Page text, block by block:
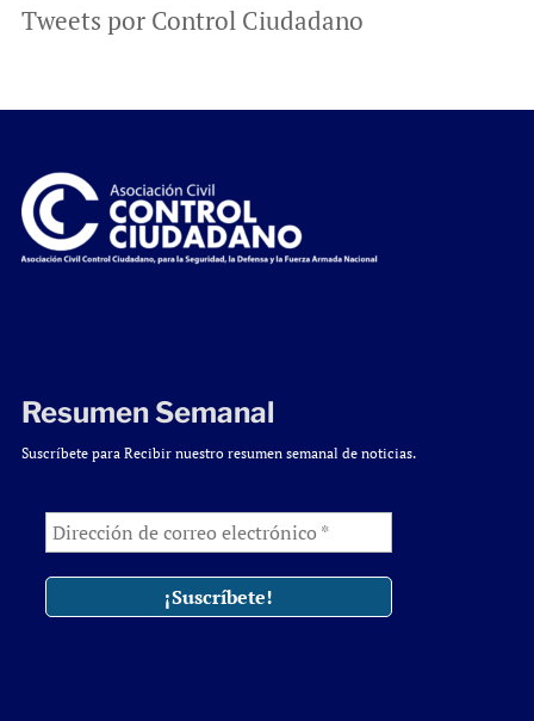
Tweets por Control Ciudadano
Resumen Semanal
Suscríbete para Recibir nuestro resumen semanal de noticias.